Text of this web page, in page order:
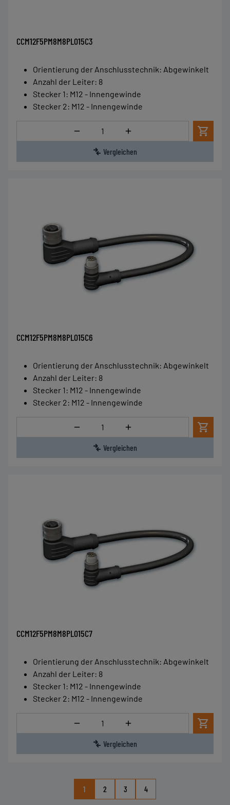
CCM12F5PM8M8PL015C3
Orientierung der Anschlusstechnik: Abgewinkelt
Anzahl der Leiter: 8
Stecker 1 : M12 - Innengewinde
Stecker 2: M12 - Innengewinde
Menge
Vergleichen
CCM12F5PM8M8PL015C6
Orientierung der Anschlusstechnik: Abgewinkelt
Anzahl der Leiter: 8
Stecker 1 : M12 - Innengewinde
Stecker 2: M12 - Innengewinde
Menge
Vergleichen
CCM12F5PM8M8PL015C7
Orientierung der Anschlusstechnik: Abgewinkelt
Anzahl der Leiter: 8
Stecker 1 : M12 - Innengewinde
Stecker 2: M12 - Innengewinde
Menge
Vergleichen
1 2 3 4